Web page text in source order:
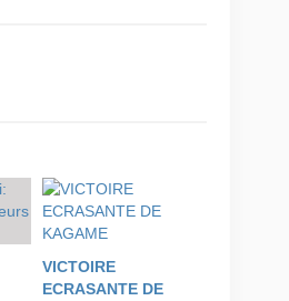
VICTOIRE
ECRASANTE DE